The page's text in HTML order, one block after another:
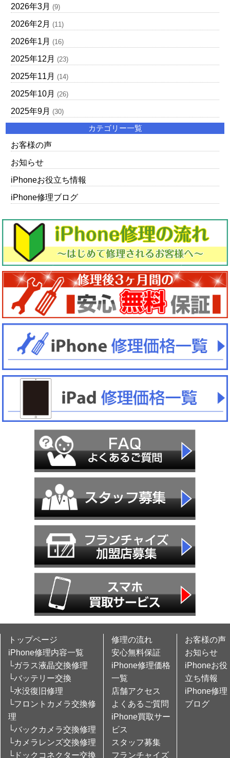
2026年3月 (9)
2026年2月 (11)
2026年1月 (16)
2025年12月 (23)
2025年11月 (14)
2025年10月 (26)
2025年9月 (30)
カテゴリー一覧
お客様の声
お知らせ
iPhoneお役立ち情報
iPhone修理ブログ
トップページ
iPhone修理内容一覧
└ガラス液晶交換修理
└バッテリー交換
└水没復旧修理
└フロントカメラ交換修
理
└バックカメラ交換修理
└カメラレンズ交換修理
└ドックコネクター交換
修理の流れ
安心無料保証
iPhone修理価格
一覧
店舗アクセス
よくあるご質問
iPhone買取サー
ビス
スタッフ募集
フランチャイズ
お客様の声
お知らせ
iPhoneお役
立ち情報
iPhone修理
ブログ